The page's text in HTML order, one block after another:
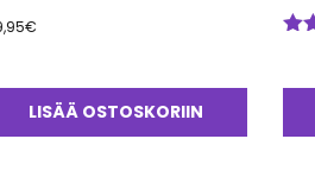
€
LISÄÄ OSTOSKORIIN